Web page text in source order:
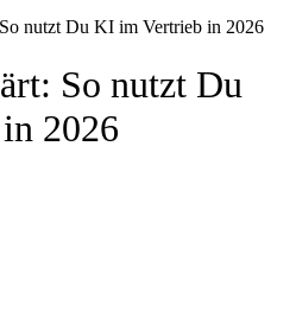
nutzt Du KI im Vertrieb in 2026
So nutzt Du
2026